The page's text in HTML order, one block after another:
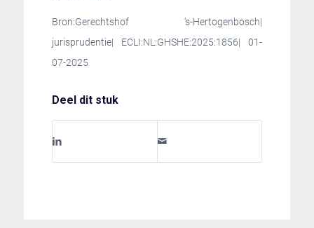
Bron:Gerechtshof ‘s-Hertogenbosch|
jurisprudentie| ECLI:NL:GHSHE:2025:1856| 01-
07-2025
Deel dit stuk